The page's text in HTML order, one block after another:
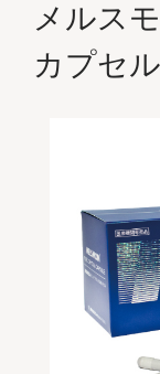
メルス
カプセル